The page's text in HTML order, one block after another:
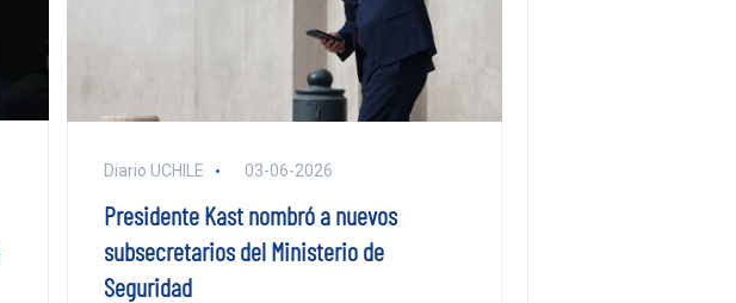
Diario UCHILE 03-06-2026
Presidente Kast nombró a nuevos
subsecretarios del Ministerio de
Seguridad